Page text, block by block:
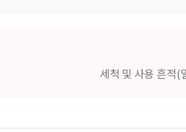
세척 및 사용 흔적(